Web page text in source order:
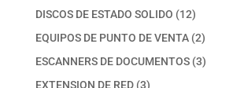
productos
DISCOS DE ESTADO SOLIDO 1212
productos
EQUIPOS DE PUNTO DE VENTA 22
productos
ESCANNERS DE DOCUMENTOS 33
EXTENSION DE RED 33